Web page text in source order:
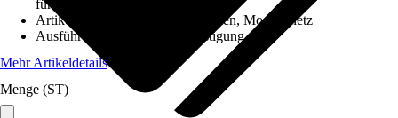
für Wohnräume
Artikeltyp
Gewebe, Fensterrahmen, Moskitonetz
Ausführung
Klebe-/Klettbefestigung
Mehr Artikeldetails
Menge (ST)